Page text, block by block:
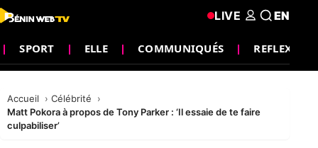
SPORT ELLE COMMUNIQUÉS REFLEXION
LIVE EN
Accueil
Célébrité
Matt Pokora à propos de Tony Parker : ‘Il essaie de te faire
culpabiliser’